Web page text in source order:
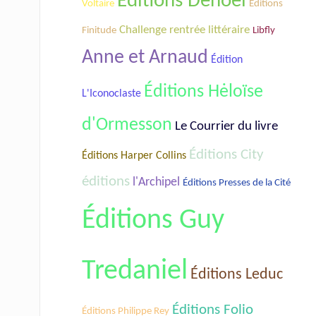
Voltaire Éditions
Finitude Challenge rentrée littéraire Libfly
Anne et Arnaud Édition
L'Iconoclaste Éditions Hėloïse
d'Ormesson Le Courrier du livre
Éditions Harper Collins Éditions City
éditions l'Archipel Éditions Presses de la Cité
Éditions Guy
Tredaniel Éditions Leduc
Éditions Philippe Rey Éditions Folio